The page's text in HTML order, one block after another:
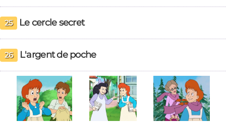
25 Le cercle secret
26 L'argent de poche